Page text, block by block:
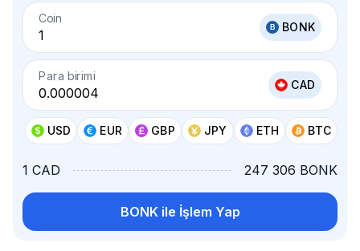
Coin
BONK
Para birimi
CAD
USD EUR GBP JPY ETH BTC
1 CAD 247 306 BONK
BONK ile İşlem Yap